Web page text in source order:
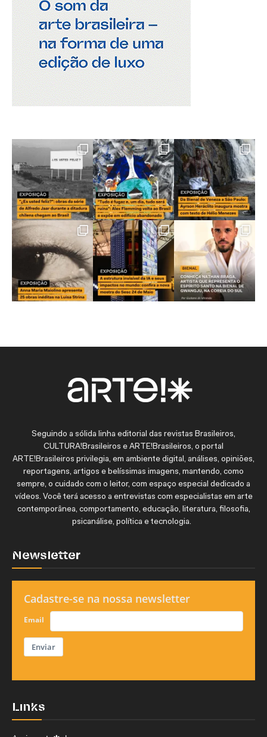
Seguindo a sólida linha editorial das revistas Brasileiros,
CULTURA!Brasileiros e ARTE!Brasileiros, o portal
ARTE!Brasileiros privilegia, em ambiente digital, análises, opiniões,
reportagens, artigos e belíssimas imagens, mantendo, como
sempre, o cuidado com o leitor, com espaço especial dedicado a
vídeos. Você terá acesso a entrevistas com especialistas em arte
contemporânea, comportamento, educação, literatura, filosofia,
psicanálise, política e tecnologia.
Newsletter
Cadastre-se na nossa newsletter
Email
Enviar
Links